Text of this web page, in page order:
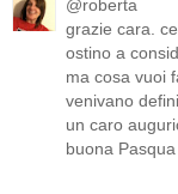
@roberta
grazie cara.
ostino a
ma cosa vuoi
venivano
un caro
buona Pasqua